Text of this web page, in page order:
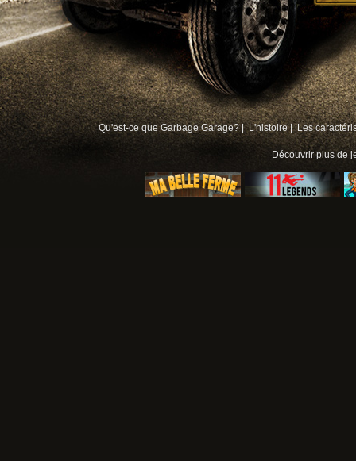
Qu'est-ce que Garbage Garage? | L'histoire | Les
Découvrir plus de